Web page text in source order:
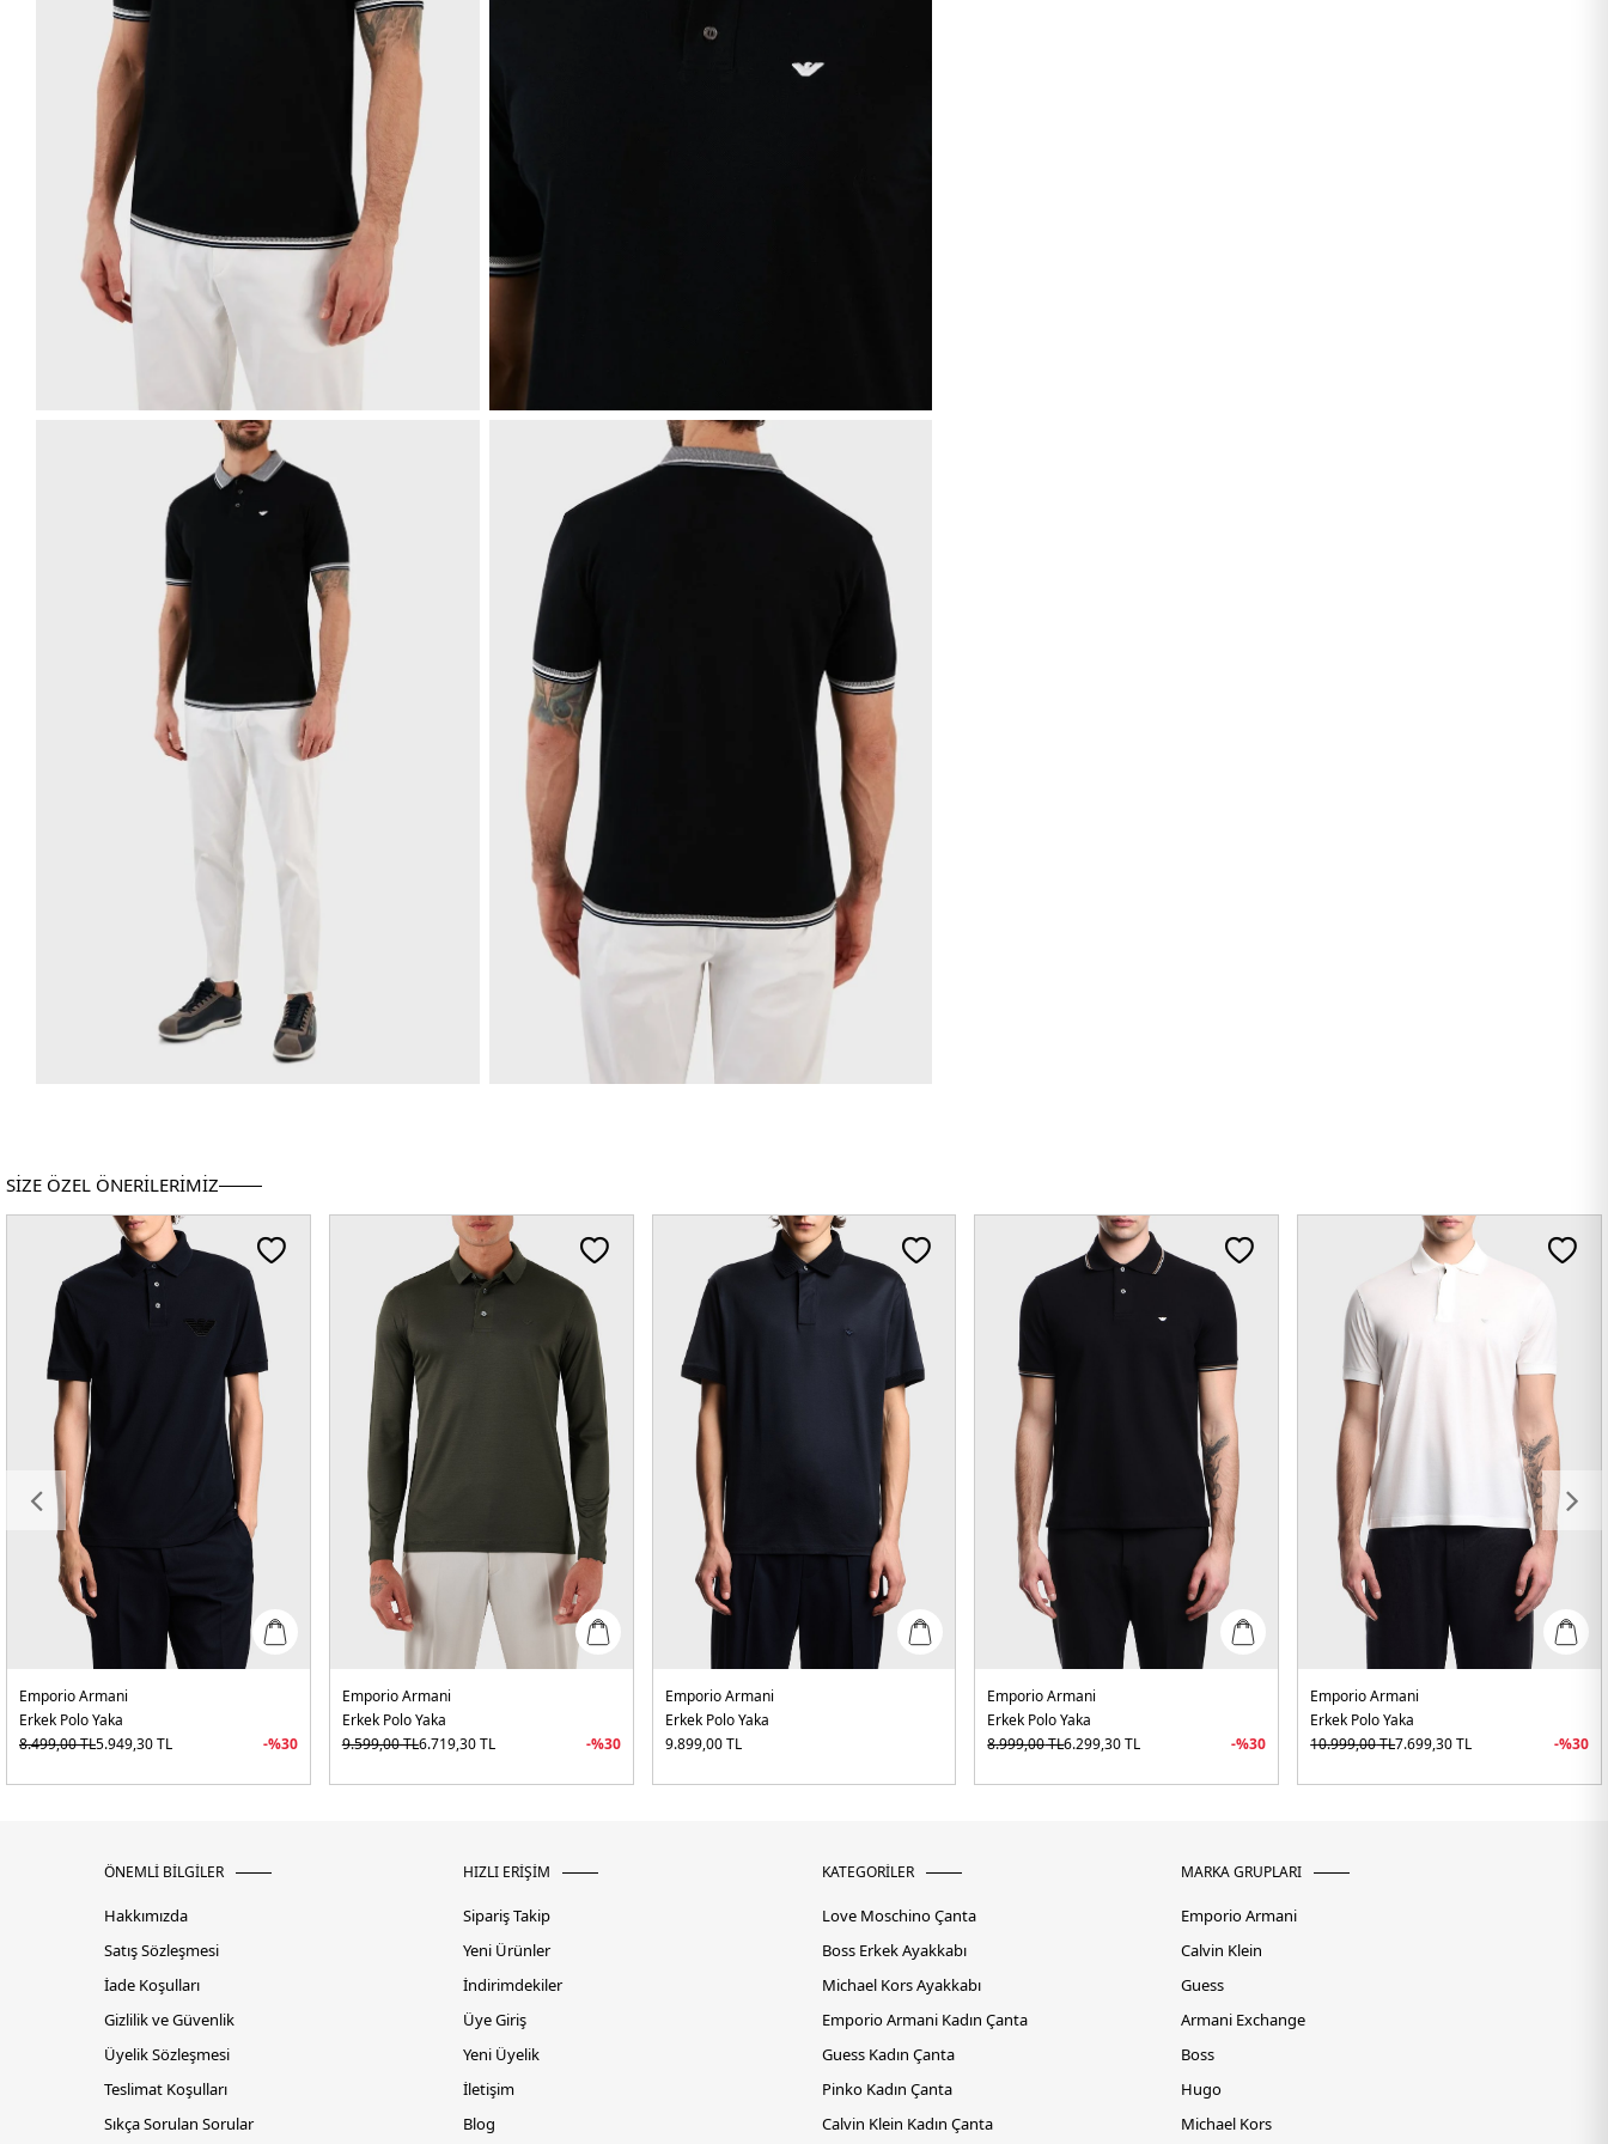
SİZE ÖZEL ÖNERİLERİMİZ
Emporio Armani
Erkek Polo Yaka
8.499,00TL5.949,30TL -%30
Emporio Armani
Erkek Polo Yaka
9.599,00TL6.719,30TL -%30
Emporio Armani
Erkek Polo Yaka
9.899,00TL
Emporio Armani
Erkek Polo Yaka
8.999,00TL6.299,30TL -%30
Emporio Armani
Erkek Polo Yaka
10.999,00TL7.699,30TL -%30
ÖNEMLİ BİLGİLER
Hakkımızda
Satış Sözleşmesi
İade Koşulları
Gizlilik ve Güvenlik
Üyelik Sözleşmesi
Teslimat Koşulları
Sıkça Sorulan Sorular
HIZLI ERİŞİM
Sipariş Takip
Yeni Ürünler
İndirimdekiler
Üye Giriş
Yeni Üyelik
İletişim
Blog
KATEGORİLER
Love Moschino Çanta
Boss Erkek Ayakkabı
Michael Kors Ayakkabı
Emporio Armani Kadın Çanta
Guess Kadın Çanta
Pinko Kadın Çanta
Calvin Klein Kadın Çanta
MARKA GRUPLARI
Emporio Armani
Calvin Klein
Guess
Armani Exchange
Boss
Hugo
Michael Kors